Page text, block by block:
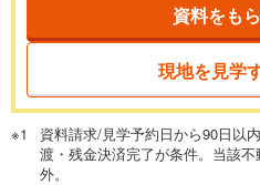
資料をも
現地を見学
資料請求/見学予約日から90日以
渡・残金決済完了が条件。当該
外。